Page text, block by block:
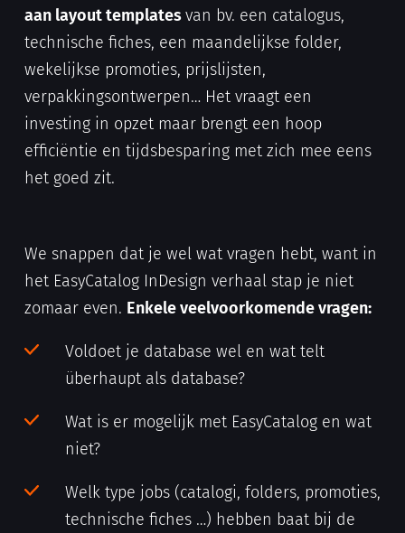
aan layout templatesvan bv. een catalogus,
technische fiches, een maandelijkse folder,
wekelijkse promoties, prijslijsten,
verpakkingsontwerpen… Het vraagt een
investing in opzet maar brengt een hoop
efficiëntie en tijdsbesparing met zich mee eens
het goed zit.
We snappen dat je wel wat vragen hebt, want in
het EasyCatalog InDesign verhaal stap je niet
zomaar even. Enkele veelvoorkomende vragen:
Voldoet je database wel en wat telt
überhaupt als database?
Wat is er mogelijk met EasyCatalog en wat
niet?
Welk type jobs (catalogi, folders, promoties,
technische fiches …) hebben baat bij de